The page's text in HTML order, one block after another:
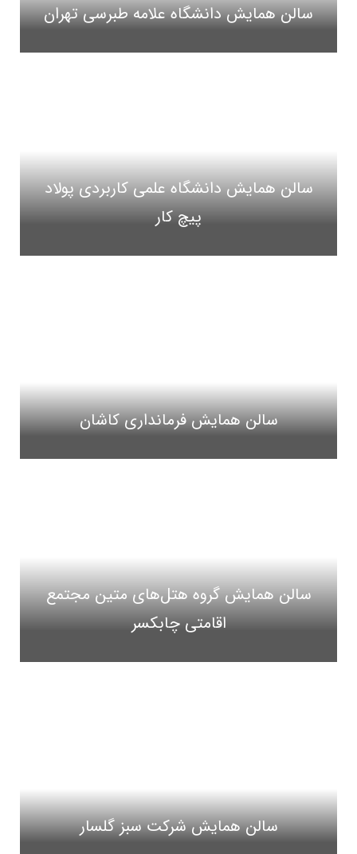
سالن همایش دانشگاه علامه طبرسی تهران
سالن همایش دانشگاه علمی کاربردی پولاد
پیچ کار
سالن همایش فرمانداری کاشان
سالن همایش گروه هتل‌های متین مجتمع
اقامتی چابکسر
سالن همایش شرکت سبز گلسار